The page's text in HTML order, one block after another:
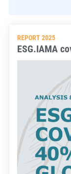
REPORT 2025
ESG.IAMA